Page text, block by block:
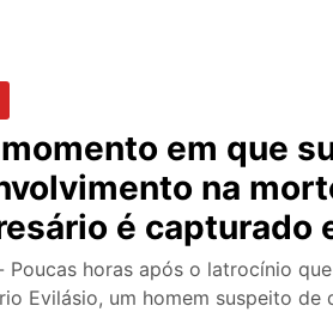
em que
na
é capturado
“Ele tem que
Poucas horas após o latrocínio
Evilásio, um homem suspeito de